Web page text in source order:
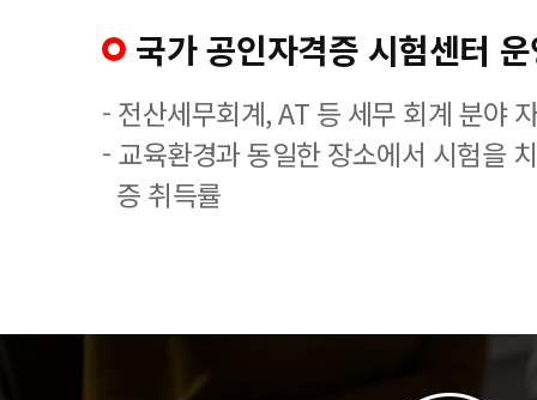
국가 공인자격증 시험센터
- 전산세무회계, AT 등 세무 회계 분야
- 교육환경과 동일한 장소에서 시험을
증 취득률